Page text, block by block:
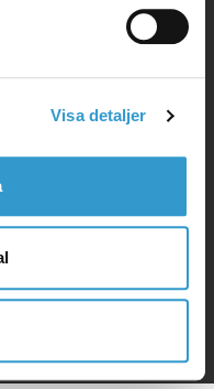
Visa detaljer
lagen om
AB